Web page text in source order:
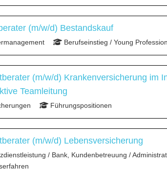
(m/w/d) Bestandskauf
Berufseinstieg / Young
(m/w/d) Krankenversicherung im
Teamleitung
Führungspositionen
(m/w/d) Lebensversicherung
/ Bank, Kundenbetreuung /